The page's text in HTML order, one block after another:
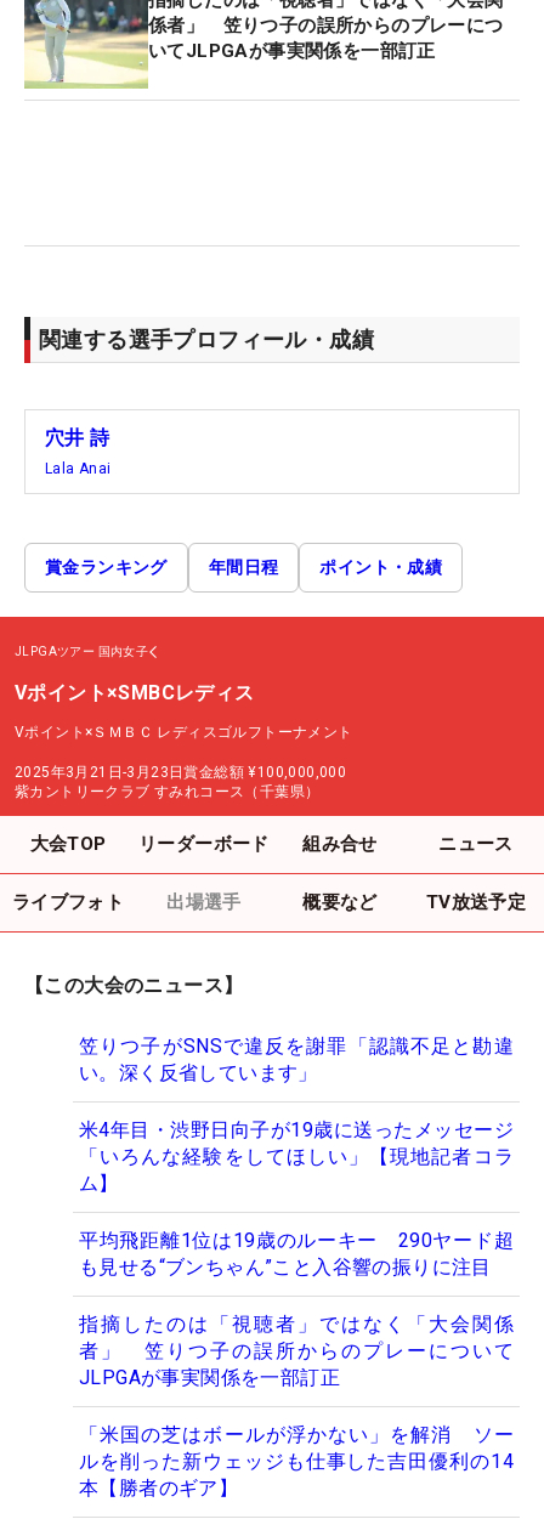
係者」 笠りつ子の誤所からのプレーにつ
いてJLPGAが事実関係を一部訂正
関連する選手プロフィール・成績
穴井 詩
Lala Anai
賞金ランキング 年間日程 ポイント・成績
JLPGAツアー 国内女子
Vポイント×SMBCレディス
Vポイント×ＳＭＢＣ レディスゴルフトーナメント
2025年3月21日-3月23日賞金総額 ¥100,000,000
紫カントリークラブ すみれコース（千葉県）
大会TOP リーダーボード 組み合せ ニュース
ライブフォト 出場選手 概要など TV放送予定
【この大会のニュース】
笠りつ子がSNSで違反を謝罪「認識不足と勘違
い。深く反省しています」
米4年目・渋野日向子が19歳に送ったメッセージ
「いろんな経験をしてほしい」【現地記者コラ
ム】
平均飛距離1位は19歳のルーキー 290ヤード超
も見せる“ブンちゃん”こと入谷響の振りに注目
指摘したのは「視聴者」ではなく「大会関係
者」 笠りつ子の誤所からのプレーについて
JLPGAが事実関係を一部訂正
「米国の芝はボールが浮かない」を解消 ソー
ルを削った新ウェッジも仕事した吉田優利の14
本【勝者のギア】